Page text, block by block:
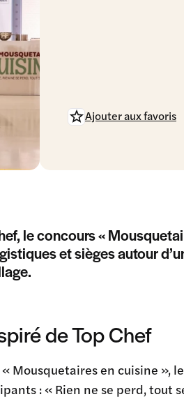
Ajouter aux favoris
le concours «
et sièges autour
de Top Chef
Mousquetaires en cuisine », le
: « Rien ne se perd, tout